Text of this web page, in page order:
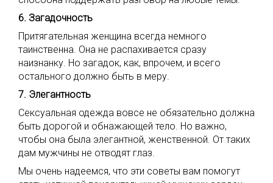
6. Загадочность
Притягательная женщина всегда немного
таинственна. Она не распахивается сразу
наизнанку. Но загадок, как, впрочем, и всего
остального должно быть в меру.
7. Элегантность
Сексуальная одежда вовсе не обязательно должна
быть дорогой и обнажающей тело. Но важно,
чтобы она была элегантной, женственной. От таких
дам мужчины не отводят глаз.
Мы очень надеемся, что эти советы вам помогут